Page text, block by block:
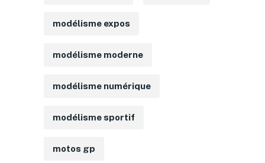
modélisme expos
modélisme moderne
modélisme numérique
modélisme sportif
motos gp